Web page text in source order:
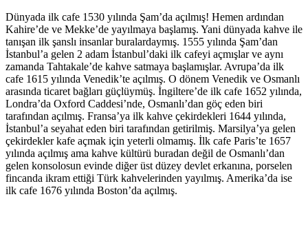
Dünyada ilk cafe 1530 yılında Şam’da açılmış! Hemen ardından
Kahire’de ve Mekke’de yayılmaya başlamış. Yani dünyada kahve ile
tanışan ilk şanslı insanlar buralardaymış. 1555 yılında Şam’dan
İstanbul’a gelen 2 adam İstanbul’daki ilk cafeyi açmışlar ve aynı
zamanda Tahtakale’de kahve satmaya başlamışlar. Avrupa’da ilk
cafe 1615 yılında Venedik’te açılmış. O dönem Venedik ve Osmanlı
arasında ticaret bağları güçlüymüş. İngiltere’de ilk cafe 1652 yılında,
Londra’da Oxford Caddesi’nde, Osmanlı’dan göç eden biri
tarafından açılmış. Fransa’ya ilk kahve çekirdekleri 1644 yılında,
İstanbul’a seyahat eden biri tarafından getirilmiş. Marsilya’ya gelen
çekirdekler kafe açmak için yeterli olmamış. İlk cafe Paris’te 1657
yılında açılmış ama kahve kültürü buradan değil de Osmanlı’dan
gelen konsolosun evinde diğer üst düzey devlet erkanına, porselen
fincanda ikram ettiği Türk kahvelerinden yayılmış. Amerika’da ise
ilk cafe 1676 yılında Boston’da açılmış.